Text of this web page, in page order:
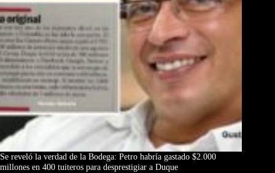
Se reveló la verdad de la Bodega: Petro habría gastado $2.000
millones en 400 tuiteros para desprestigiar a Duque